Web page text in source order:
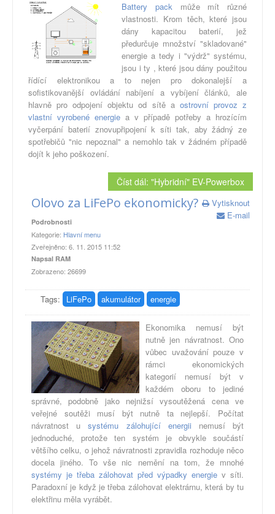
Battery packmůže mít různé
vlastnosti. Krom těch, které jsou
dány kapacitou baterií, jež
předurčuje množství "skladované"
energie a tedy i "výdrž" systému,
jsou i ty , které jsou dány použitou
řídící elektronikou a to nejen pro dokonalejší a
sofistikovanější ovládání nabíjení a vybíjení článků, ale
hlavně pro odpojení objektu od sítě a ostrovní provoz z
vlastní vyrobené energie a v případě potřeby a hrozícím
vyčerpání baterií znovupřipojení k síti tak, aby žádný ze
spotřebičů "nic nepoznal" a nemohlo tak v žádném případě
dojít k jeho poškození.
Číst dál: "Hybridní" EV-Powerbox
Olovo za LiFePo ekonomicky?
Vytisknout
E-mail
Podrobnosti
Kategorie: Hlavní menu
Zveřejněno: 6. 11. 2015 11:52
Napsal RAM
Zobrazeno: 26699
Tags: LiFePo akumulátor energie
Ekonomika nemusí být
nutně jen návratnost. Ono
vůbec uvažování pouze v
rámci ekonomických
kategorií nemusí být v
každém oboru to jediné
správné, podobně jako nejnižsí vysoutěžená cena ve
veřejné soutěži musí být nutně ta nejlepší. Počítat
návratnost usystému zálohující energii nemusí být
jednoduché, protože ten systém je obvykle součástí
většího celku, o jehož návratnosti zpravidla rozhoduje něco
docela jiného. To vše nic nemění na tom, že mnohé
systémy je třeba zálohovat před výpadky energie v síti.
Paradoxní je když je třeba zálohovat elektrárnu, která by tu
elektřinu měla vyrábět.